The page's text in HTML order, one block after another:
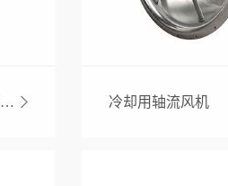
CFZ系列变压器风机（吹风装置） 冷却用轴流风机